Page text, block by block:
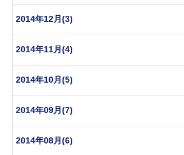
2014年12月(3)
2014年11月(4)
2014年10月(5)
2014年09月(7)
2014年08月(6)